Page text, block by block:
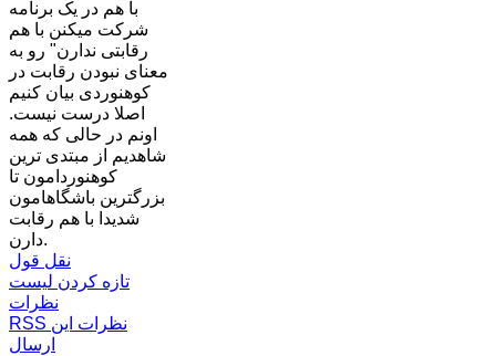
با هم در یک برنامه
شرکت میکنن با هم
رقابتی ندارن" رو به
معنای نبودن رقابت در
کوهنوردی بیان کنیم
اصلا درست نیست.
اونم در حالی که همه
شاهدیم از مبتدی ترین
کوهنوردامون تا
بزرگترین باشگاهامون
شدیدا با هم رقابت
دارن.
نقل قول
تازه کردن لیست
نظرات
RSS نظرات این
ارسال